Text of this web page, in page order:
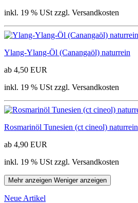
inkl. 19 % USt zzgl. Versandkosten
Ylang-Ylang-Öl (Canangaöl) naturrein
ab 4,50 EUR
inkl. 19 % USt zzgl. Versandkosten
Rosmarinöl Tunesien (ct cineol) naturrein
ab 4,90 EUR
inkl. 19 % USt zzgl. Versandkosten
Mehr anzeigen Weniger anzeigen
Neue Artikel